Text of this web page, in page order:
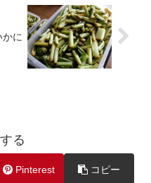
に
る
Pinterest コピー